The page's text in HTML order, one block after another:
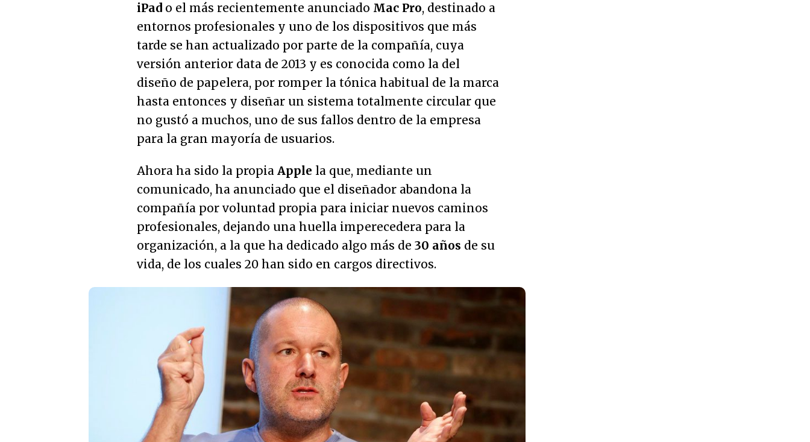
iPad o el más recientemente anunciado Mac Pro, destinado a
entornos profesionales y uno de los dispositivos que más
tarde se han actualizado por parte de la compañía, cuya
versión anterior data de 2013 y es conocida como la del
diseño de papelera, por romper la tónica habitual de la marca
hasta entonces y diseñar un sistema totalmente circular que
no gustó a muchos, uno de sus fallos dentro de la empresa
para la gran mayoría de usuarios.
Ahora ha sido la propia Apple la que, mediante un
comunicado, ha anunciado que el diseñador abandona la
compañía por voluntad propia para iniciar nuevos caminos
profesionales, dejando una huella imperecedera para la
organización, a la que ha dedicado algo más de 30 años de su
vida, de los cuales 20 han sido en cargos directivos.